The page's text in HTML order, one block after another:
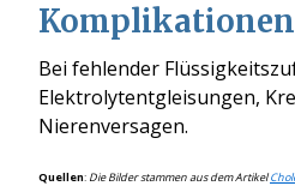
Komplikationen
Bei fehlender
Elektrolytentgleisungen,
Nierenversagen.
Quellen: Die Bilder stammen aus dem Artikel